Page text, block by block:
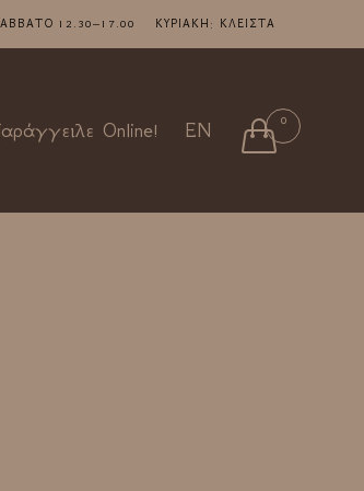
12.30–17.00 ΚΥΡΙΑΚΗ: ΚΛΕΙΣΤΑ
Skip
to
Online! EN  0